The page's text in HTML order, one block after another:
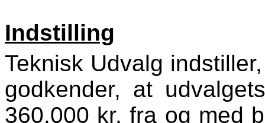
Indstilling
Teknisk Udvalg
godkender, at
360.000 kr. fra og med